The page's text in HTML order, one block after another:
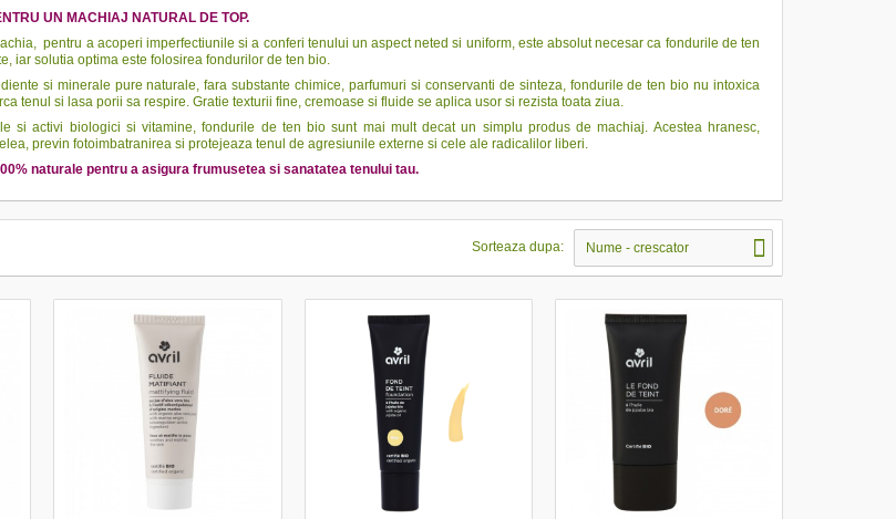
UN MACHIAJ NATURAL DE TOP.
pentru a acoperi imperfectiunile si a conferi tenului un aspect neted si uniform, este absolut necesar ca fondurile de ten
iar solutia optima este folosirea fondurilor de ten bio.
si minerale pure naturale, fara substante chimice, parfumuri si conservanti de sinteza, fondurile de ten bio nu intoxica
tenul si lasa porii sa respire. Gratie texturii fine, cremoase si fluide se aplica usor si rezista toata ziua.
si activi biologici si vitamine, fondurile de ten bio sunt mai mult decat un simplu produs de machiaj. Acestea hranesc,
previn fotoimbatranirea si protejeaza tenul de agresiunile externe si cele ale radicalilor liberi.
naturale pentru a asigura frumusetea si sanatatea tenului tau.
Sorteaza dupa: Nume - crescator